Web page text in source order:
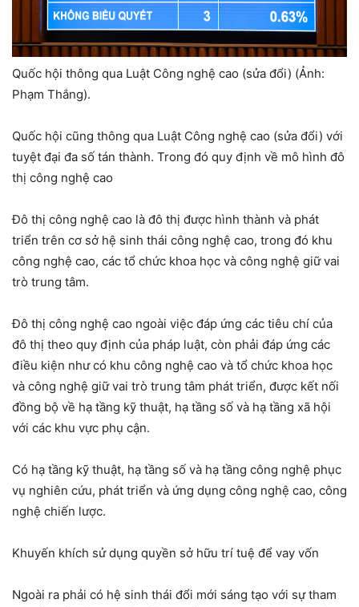
Quốc hội thông qua Luật Công nghệ cao (sửa đổi) (Ảnh:
Phạm Thắng).
Quốc hội cũng thông qua Luật Công nghệ cao (sửa đổi) với
tuyệt đại đa số tán thành. Trong đó quy định về mô hình đô
thị công nghệ cao
Đô thị công nghệ cao là đô thị được hình thành và phát
triển trên cơ sở hệ sinh thái công nghệ cao, trong đó khu
công nghệ cao, các tổ chức khoa học và công nghệ giữ vai
trò trung tâm.
Đô thị công nghệ cao ngoài việc đáp ứng các tiêu chí của
đô thị theo quy định của pháp luật, còn phải đáp ứng các
điều kiện như có khu công nghệ cao và tổ chức khoa học
và công nghệ giữ vai trò trung tâm phát triển, được kết nối
đồng bộ về hạ tầng kỹ thuật, hạ tầng số và hạ tầng xã hội
với các khu vực phụ cận.
Có hạ tầng kỹ thuật, hạ tầng số và hạ tầng công nghệ phục
vụ nghiên cứu, phát triển và ứng dụng công nghệ cao, công
nghệ chiến lược.
Khuyến khích sử dụng quyền sở hữu trí tuệ để vay vốn
Ngoài ra phải có hệ sinh thái đổi mới sáng tạo với sự tham